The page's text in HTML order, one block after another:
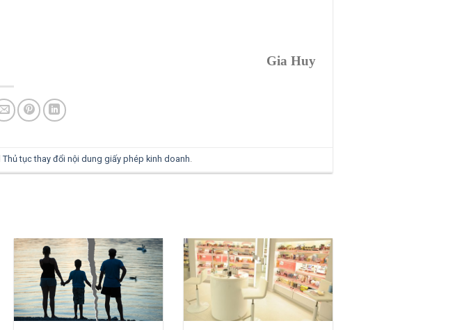
Gia Huy
Thủ tục thay đổi nội dung giấy phép kinh doanh.